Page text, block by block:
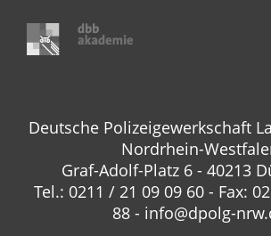
Deutsche Polizeigewerkschaft
Nordrhein-
Graf-Adolf-Platz 6 - 40213
Tel.: 0211 / 21 09 09 60 - Fax:
88 - info@dpolg-